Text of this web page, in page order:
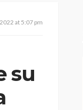
at 5:07 pm
su